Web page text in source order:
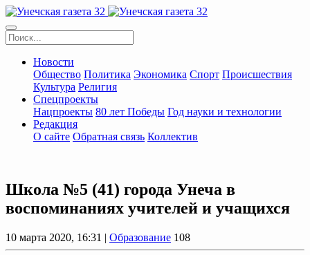
Новости
Общество Политика Экономика Спорт Происшествия
Культура Религия
Спецпроекты
Нацпроекты 80 лет Победы Год науки и технологии
Редакция
О сайте Обратная связь Коллектив
Школа №5 (41) города Унеча в
воспоминаниях учителей и учащихся
10 марта 2020, 16:31 | Образование 108